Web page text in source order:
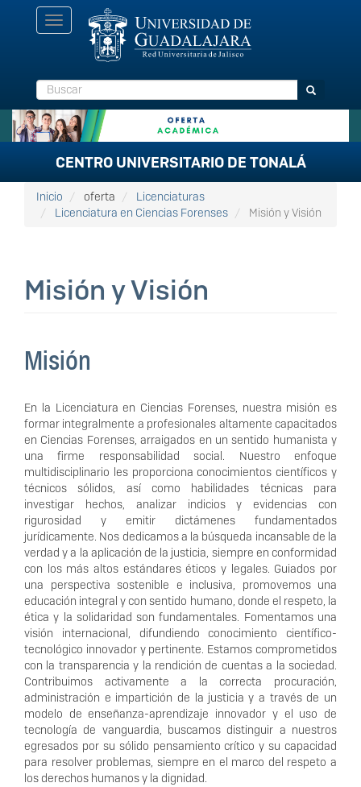
Toggle
navigation
Buscar Buscar
CENTRO UNIVERSITARIO DE TONALÁ
Inicio oferta
Licenciaturas
Licenciatura en Ciencias Forenses
Misión y Visión
Misión y Visión
Misión
En la Licenciatura en Ciencias Forenses, nuestra misión es
formar integralmente a profesionales altamente capacitados
en Ciencias Forenses, arraigados en un sentido humanista y
una firme responsabilidad social. Nuestro enfoque
multidisciplinario les proporciona conocimientos científicos y
técnicos sólidos, así como habilidades técnicas para
investigar hechos, analizar indicios y evidencias con
rigurosidad y emitir dictámenes fundamentados
jurídicamente. Nos dedicamos a la búsqueda incansable de la
verdad y a la aplicación de la justicia, siempre en conformidad
con los más altos estándares éticos y legales. Guiados por
una perspectiva sostenible e inclusiva, promovemos una
educación integral y con sentido humano, donde el respeto, la
ética y la solidaridad son fundamentales. Fomentamos una
visión internacional, difundiendo conocimiento científico-
tecnológico innovador y pertinente. Estamos comprometidos
con la transparencia y la rendición de cuentas a la sociedad.
Contribuimos activamente a la correcta procuración,
administración e impartición de la justicia y a través de un
modelo de enseñanza-aprendizaje innovador y el uso de
tecnología de vanguardia, buscamos distinguir a nuestros
egresados por su sólido pensamiento crítico y su capacidad
para resolver problemas, siempre en el marco del respeto a
los derechos humanos y la dignidad.